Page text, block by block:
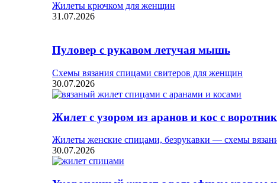
Жилеты крючком для женщин
31.07.2026
Пуловер с рукавом летучая мышь
Схемы вязания спицами свитеров для женщин
30.07.2026
Жилет с узором из аранов и кос с
Жилеты женские спицами, безрукавки — схемы
30.07.2026